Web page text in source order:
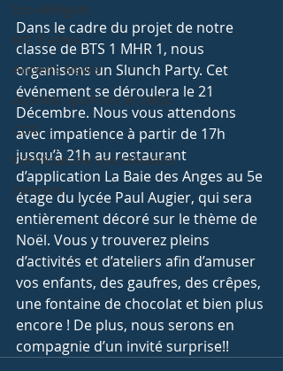
Eco-délégués
MC Traiteur
Anciens élèves
Activités sportives et UNSS
CCA
Certificats de spécialisation
Portraits
Dans le cadre du projet de notre
classe de BTS 1 MHR 1, nous
organisons un Slunch Party. Cet
événement se déroulera le 21
Décembre. Nous vous attendons
avec impatience à partir de 17h
jusqu’à 21h au restaurant
d’application La Baie des Anges au 5e
étage du lycée Paul Augier, qui sera
entièrement décoré sur le thème de
Noël. Vous y trouverez pleins
d’activités et d’ateliers afin d’amuser
vos enfants, des gaufres, des crêpes,
une fontaine de chocolat et bien plus
encore ! De plus, nous serons en
compagnie d’un invité surprise!!